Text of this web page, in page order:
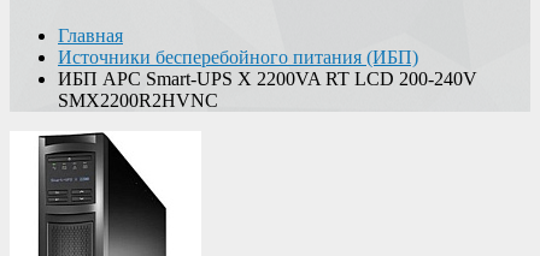
Главная
Источники бесперебойного питания (ИБП)
ИБП APC Smart-UPS X 2200VA RT LCD 200-240V
SMX2200R2HVNC